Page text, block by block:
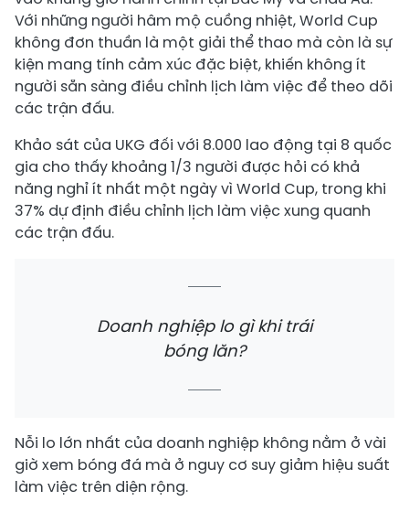
Với những người hâm mộ cuồng nhiệt, World Cup
không đơn thuần là một giải thể thao mà còn là sự
kiện mang tính cảm xúc đặc biệt, khiến không ít
người sẵn sàng điều chỉnh lịch làm việc để theo dõi
các trận đấu.
Khảo sát của UKG đối với 8.000 lao động tại 8 quốc
gia cho thấy khoảng 1/3 người được hỏi có khả
năng nghỉ ít nhất một ngày vì World Cup, trong khi
37% dự định điều chỉnh lịch làm việc xung quanh
các trận đấu.
Doanh nghiệp lo gì khi trái
bóng lăn?
Nỗi lo lớn nhất của doanh nghiệp không nằm ở vài
giờ xem bóng đá mà ở nguy cơ suy giảm hiệu suất
làm việc trên diện rộng.